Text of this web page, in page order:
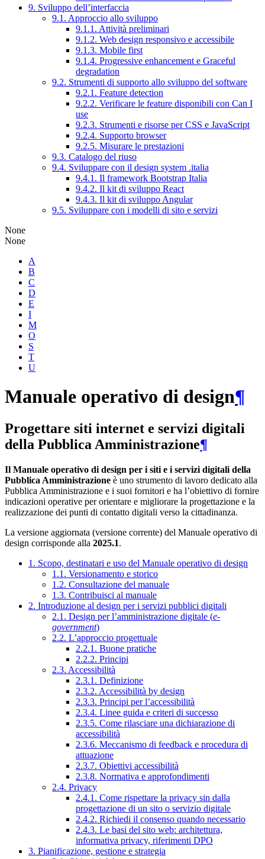
9. Sviluppo dell’interfaccia
9.1. Approccio allo sviluppo
9.1.1. Attività preliminari
9.1.2. Web design responsivo e accessibile
9.1.3. Mobile first
9.1.4. Progressive enhancement e Graceful
degradation
9.2. Strumenti di supporto allo sviluppo del software
9.2.1. Feature detection
9.2.2. Verificare le feature disponibili con Can I
use
9.2.3. Strumenti e risorse per CSS e JavaScript
9.2.4. Supporto browser
9.2.5. Misurare le prestazioni
9.3. Catalogo del riuso
9.4. Sviluppare con il design system .italia
9.4.1. Il framework Bootstrap Italia
9.4.2. Il kit di sviluppo React
9.4.3. Il kit di sviluppo Angular
9.5. Sviluppare con i modelli di sito e servizi
None
None
A
B
C
D
E
I
M
O
S
T
U
Manuale operativo di design¶
Progettare siti internet e servizi digitali
della Pubblica Amministrazione¶
Il Manuale operativo di design per i siti e i servizi digitali della
Pubblica Amministrazione è uno strumento di lavoro dedicato alla
Pubblica Amministrazione e i suoi fornitori e ha l’obiettivo di fornire
indicazioni operative per orientare e migliorare la progettazione e la
realizzazione dei punti di contatto digitali verso la cittadinanza.
La versione aggiornata (versione corrente) del Manuale operativo di
design corrisponde alla 2025.1.
1. Scopo, destinatari e uso del Manuale operativo di design
1.1. Versionamento e storico
1.2. Consultazione del manuale
1.3. Contribuisci al manuale
2. Introduzione al design per i servizi pubblici digitali
2.1. Design per l’amministrazione digitale (e-
government)
2.2. L’approccio progettuale
2.2.1. Buone pratiche
2.2.2. Principi
2.3. Accessibilità
2.3.1. Definizione
2.3.2. Accessibilità by design
2.3.3. Principi per l’accessibilità
2.3.4. Linee guida e criteri di successo
2.3.5. Come rilasciare una dichiarazione di
accessibilità
2.3.6. Meccanismo di feedback e procedura di
attuazione
2.3.7. Obiettivi accessibilità
2.3.8. Normativa e approfondimenti
2.4. Privacy
2.4.1. Come rispettare la privacy sin dalla
progettazione di un sito o servizio digitale
2.4.2. Richiedi il consenso quando necessario
2.4.3. Le basi del sito web: architettura,
informativa privacy, riferimenti DPO
3. Pianificazione, gestione e strategia